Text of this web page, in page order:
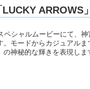
ARROWS
ペシャルムービーにて、
モードからカジュアルま
神秘的な輝きを表現しま